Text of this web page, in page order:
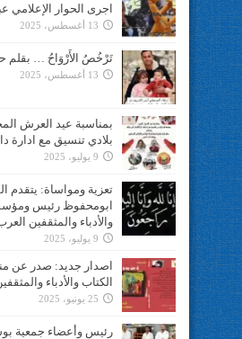
اجرى الحوار الإعلامي
13 أغسطس، 2025
تَرْخُصُ الأَرْوَاحُ … بقلم
13 أغسطس، 2025
بمناسبة عيد العرش
بلادي تنسيق مع ادارة
9 يوليو، 2025
تعزية ومواساة: يتقدم
ابومحفوظ رئيس
والأدباء والمثقفين
9 يوليو، 2025
اصدار جديد: صدر عن
الكتاب والأدباء
25 يونيو، 2025
رئيس وأعضاء جمعية